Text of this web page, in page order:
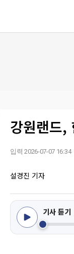
강원랜드,
입력 2026-07-07 16:34
설경진 기자
기사 듣기